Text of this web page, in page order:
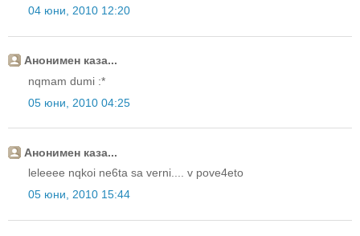
04 юни, 2010 12:20
Анонимен каза...
nqmam dumi :*
05 юни, 2010 04:25
Анонимен каза...
leleeee nqkoi ne6ta sa verni.... v pove4eto
05 юни, 2010 15:44